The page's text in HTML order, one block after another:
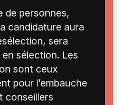
de personnes,
candidature aura
sera
sélection. Les
sont ceux
pour l’embauche
conseillers